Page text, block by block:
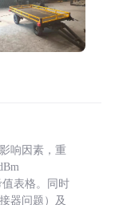
响因素，重
表格。同时
器问题）及